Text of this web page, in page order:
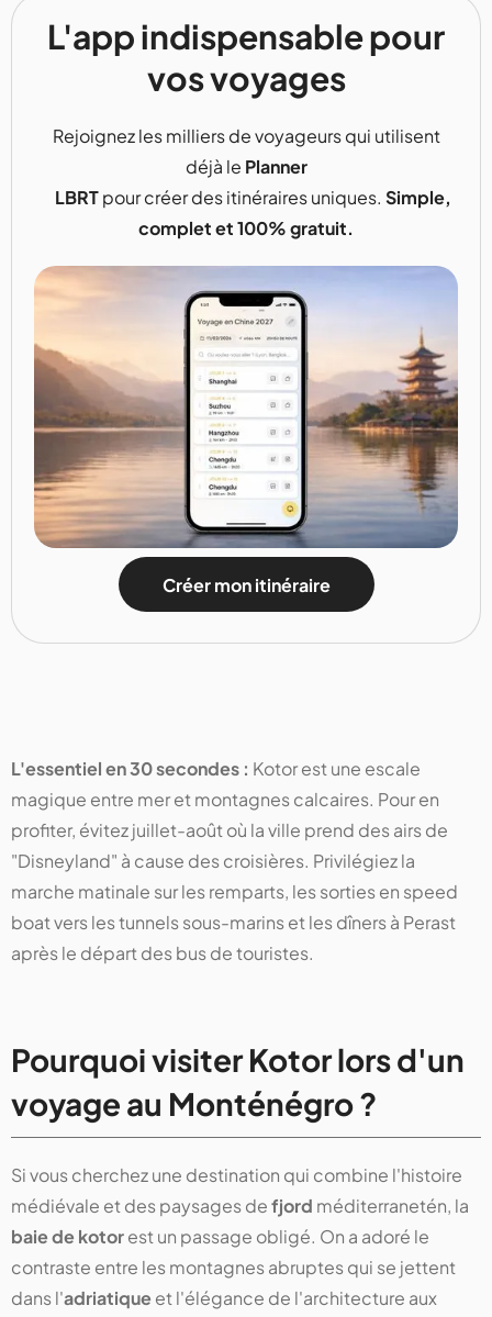
L'app indispensable pour
vos voyages
Rejoignez les milliers de voyageurs qui utilisent
déjà le Planner
LBRTpour créer des itinéraires uniques. Simple,
complet et 100% gratuit.
Créer mon itinéraire
L'essentiel en 30 secondes : Kotor est une escale
magique entre mer et montagnes calcaires. Pour en
profiter, évitez juillet-août où la ville prend des airs de
"Disneyland" à cause des croisières. Privilégiez la
marche matinale sur les remparts, les sorties en speed
boat vers les tunnels sous-marins et les dîners à Perast
après le départ des bus de touristes.
Pourquoi visiter Kotor lors d'un
voyage au Monténégro ?
Si vous cherchez une destination qui combine l'histoire
médiévale et des paysages defjord méditerranetén, la
baie de kotorest un passage obligé. On a adoré le
contraste entre les montagnes abruptes qui se jettent
dans l'adriatiqueet l'élégance de l'architecture aux